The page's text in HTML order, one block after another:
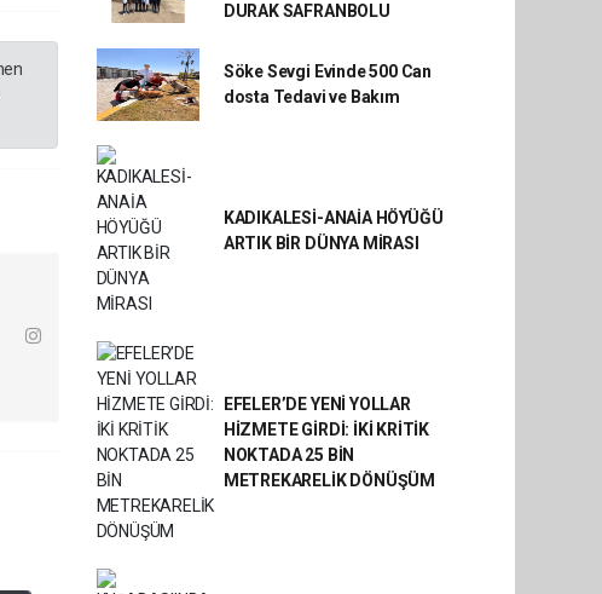
DURAK SAFRANBOLU
Söke Sevgi Evinde 500 Can
dosta Tedavi ve Bakım
KADIKALESİ-ANAİA HÖYÜĞÜ
ARTIK BİR DÜNYA MİRASI
EFELER’DE YENİ YOLLAR
HİZMETE GİRDİ: İKİ KRİTİK
NOKTADA 25 BİN
METREKARELİK DÖNÜŞÜM